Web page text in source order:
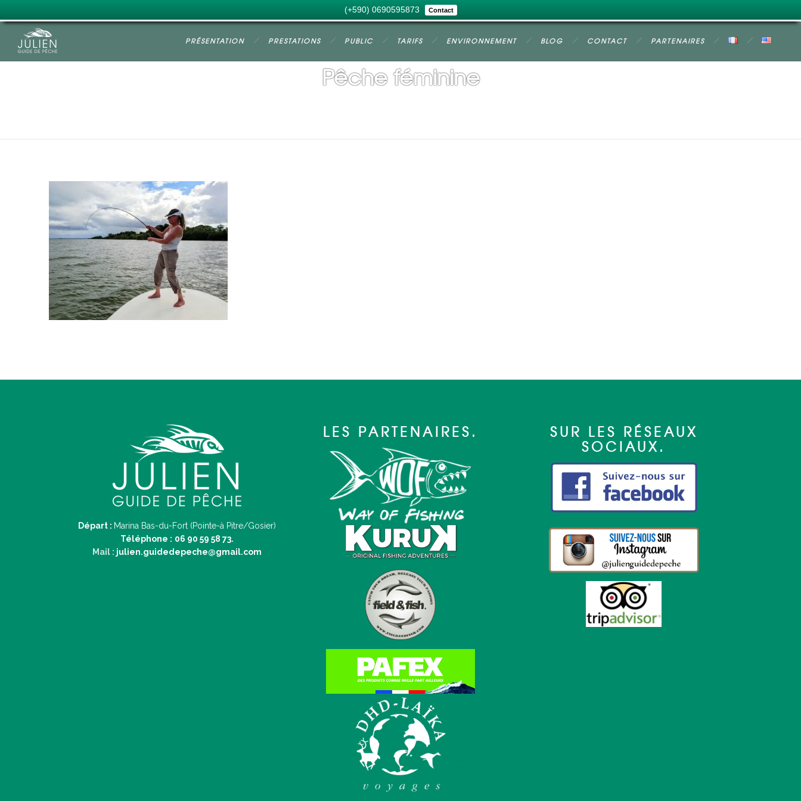
(+590) 0690595873 Contact
PRÉSENTATION PRESTATIONS PUBLIC TARIFS ENVIRONNEMENT BLOG CONTACT PARTENAIRES
Pêche féminine
Départ : Marina Bas-du-Fort (Pointe-à Pitre/Gosier)
Téléphone : 06 90 59 58 73.
Mail : julien.guidedepeche@gmail.com
LES PARTENAIRES. SUR LES RÉSEAUX
SOCIAUX.